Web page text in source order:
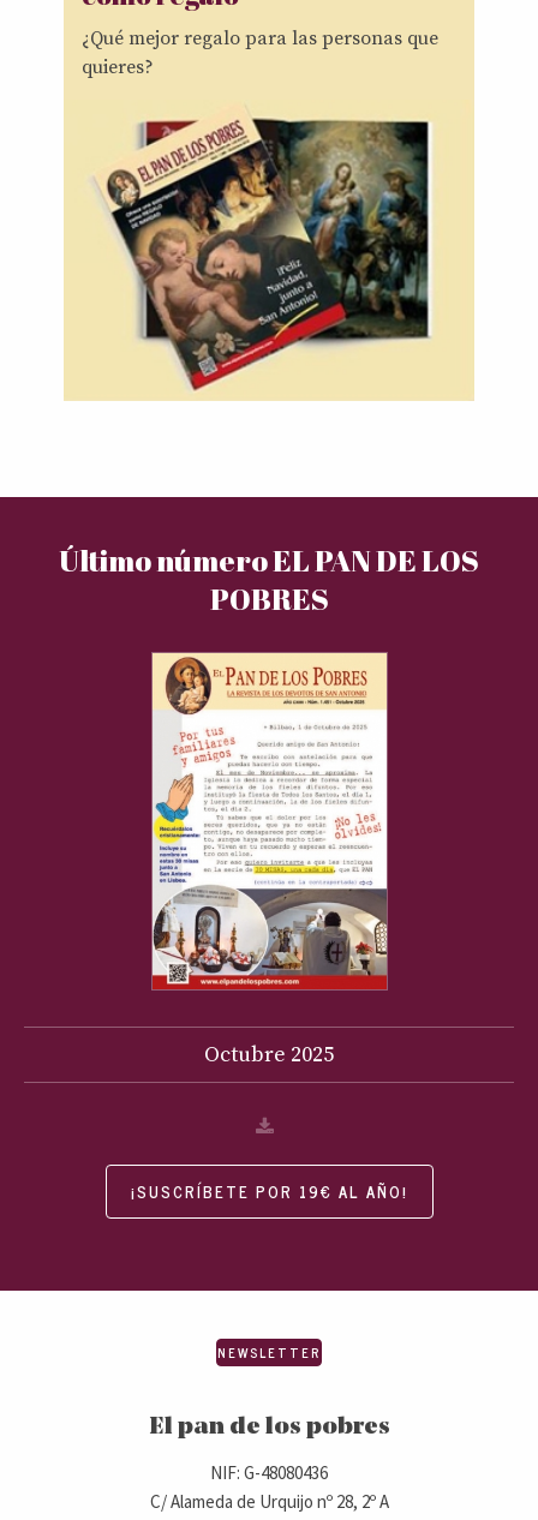
¿Qué mejor regalo para las personas que
quieres?
Último número EL PAN DE LOS
POBRES
Octubre 2025
¡SUSCRÍBETE POR 19€ AL AÑO!
El pan de los pobres
NIF: G-48080436
C/ Alameda de Urquijo nº 28, 2º A
NEWSLETTER